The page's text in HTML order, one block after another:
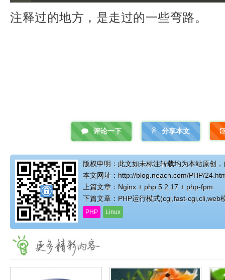
注释过的地方，是走过的一些弯路。
评论一下 分享本文
版权申明：此文如未标注转载均为本站原创
本文网址： http://blog.neacn.com/PHP/
上篇文章： Nginx + php 5.2.17 + php-fpm
下篇文章： PHP运行模式(cgi,fast-cgi,cli,web
PHP Linux